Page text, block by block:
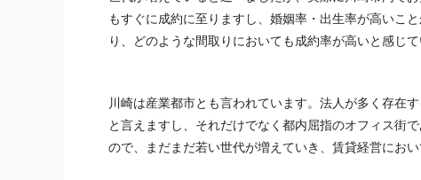
もすぐに成約に至りますし、婚姻率・出生率が高いこ
り、どのような間取りにおいても成約率が高いと感じて
川崎は産業都市とも言われています。法人が多く存在
と言えますし、それだけでなく都内屈指のオフィス街
ので、まだまだ若い世代が増えていき、 賃貸経営にお